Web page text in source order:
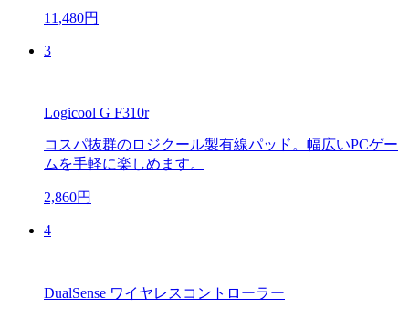
11,480円
3
Logicool G F310r
コスパ抜群のロジクール製有線パッド。幅広いPCゲー
ムを手軽に楽しめます。
2,860円
4
DualSense ワイヤレスコントローラー